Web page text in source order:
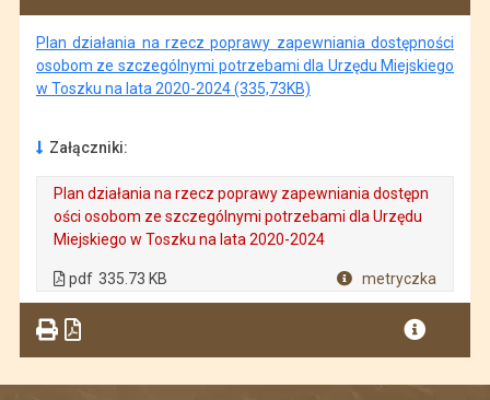
Plan działania na rzecz poprawy zapewniania dostępności
osobom ze szczególnymi potrzebami dla Urzędu Miejskiego
w Toszku na lata 2020-2024 (335,73KB)
Załączniki:
Plan działania na rzecz poprawy zapewniania dostępn
ości osobom ze szczególnymi potrzebami dla Urzędu
Miejskiego w Toszku na lata 2020-2024
pdf 335.73 KB metryczka